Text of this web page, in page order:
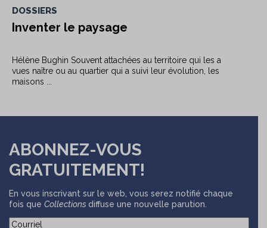
DOSSIERS
Inventer le paysage
Hélène Bughin Souvent attachées au territoire qui les a
vues naître ou au quartier qui a suivi leur évolution, les
maisons ...
ABONNEZ-VOUS
GRATUITEMENT!
En vous inscrivant sur le web, vous serez notifié chaque
fois que Collectionsdiffuse une nouvelle parution.
Courriel(Nécessaire)